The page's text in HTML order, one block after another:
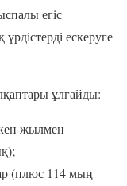
егіс
ескеруге
ұлғайды:
жылмен
(плюс 114 мың